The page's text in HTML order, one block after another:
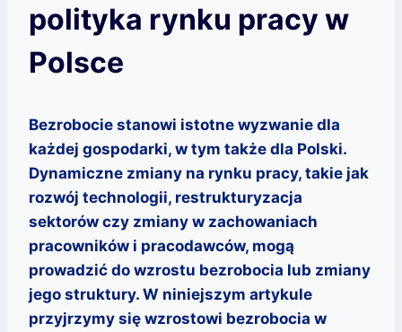
polityka rynku pracy w
Polsce
Bezrobocie stanowi istotne wyzwanie dla
każdej gospodarki, w tym także dla Polski.
Dynamiczne zmiany na rynku pracy, takie jak
rozwój technologii, restrukturyzacja
sektorów czy zmiany w zachowaniach
pracowników i pracodawców, mogą
prowadzić do wzrostu bezrobocia lub zmiany
jego struktury. W niniejszym artykule
przyjrzymy się wzrostowi bezrobocia w